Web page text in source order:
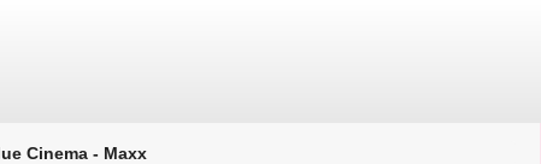
Cinema - Maxx